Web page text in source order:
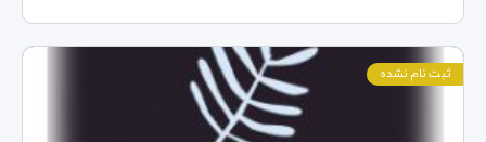
ثبت نام نشده